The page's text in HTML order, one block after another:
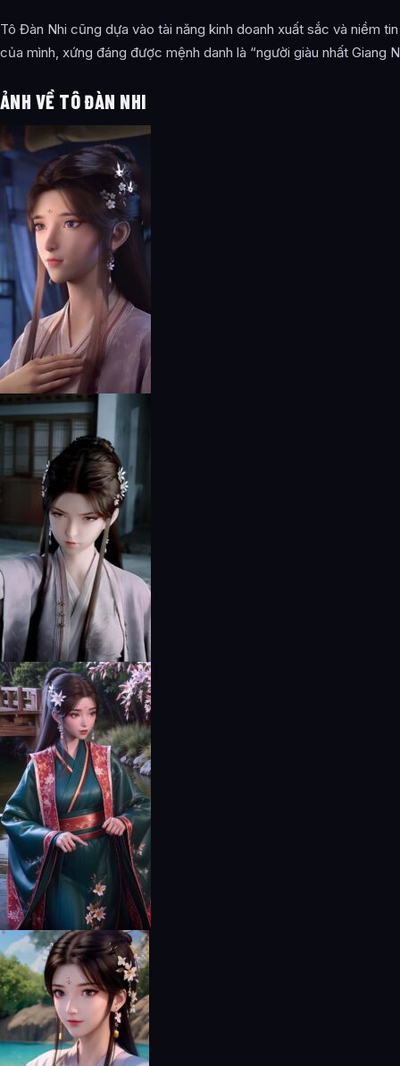
Tô Đàn Nhi cũng dựa vào tài năng kinh doanh xuất sắc và niềm
của mình, xứng đáng được mệnh danh là “người giàu nhất Giang
ẢNH VỀ TÔ ĐÀN NHI